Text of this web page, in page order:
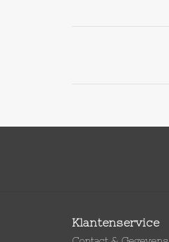
Klantenservice